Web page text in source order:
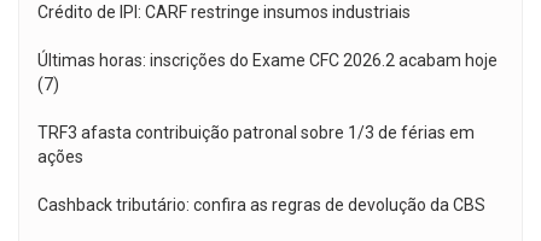
Crédito de IPI: CARF restringe insumos industriais
Últimas horas: inscrições do Exame CFC 2026.2 acabam hoje
(7)
TRF3 afasta contribuição patronal sobre 1/3 de férias em
ações
Cashback tributário: confira as regras de devolução da CBS